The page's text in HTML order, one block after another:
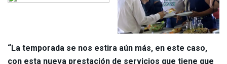
“La temporada se nos estira aún más, en este caso,
con esta nueva prestación de servicios que tiene que